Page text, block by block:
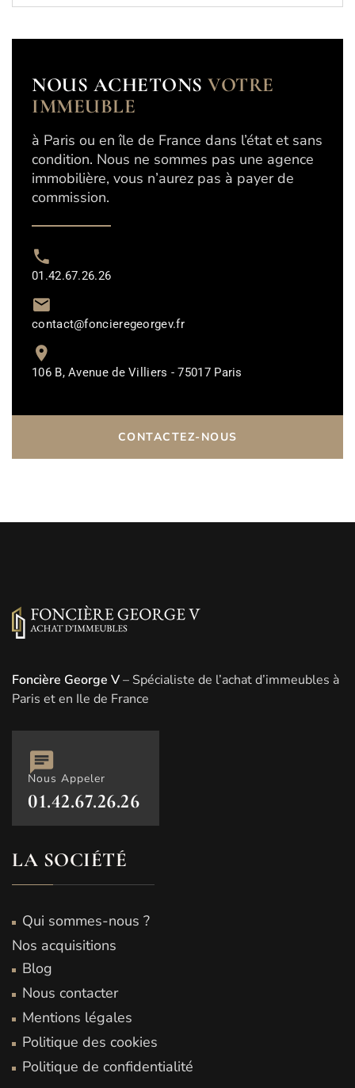
NOUS ACHETONS VOTRE
IMMEUBLE
à Paris ou en île de France dans l’état et sans
condition. Nous ne sommes pas une agence
immobilière, vous n’aurez pas à payer de
commission.
01.42.67.26.26
contact@foncieregeorgev.fr
106 B, Avenue de Villiers - 75017 Paris
CONTACTEZ-NOUS
Foncière George V– Spécialiste de l’achat d’immeubles à
Paris et en Ile de France
Nous Appeler
01.42.67.26.26
LA SOCIÉTÉ
Qui sommes-nous ?
Nos acquisitions
Blog
Nous contacter
Mentions légales
Politique des cookies
Politique de confidentialité